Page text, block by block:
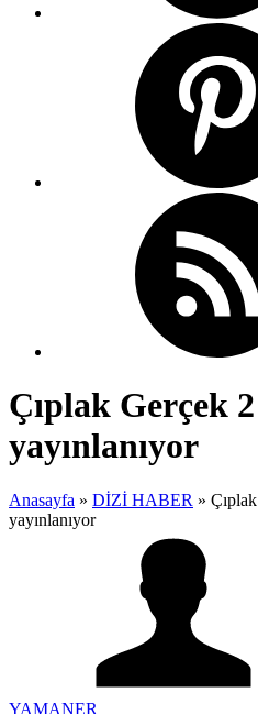
Çıplak Gerçek
yayınlanıyor
Anasayfa » DİZİ HABER »
yayınlanıyor
YAMANER